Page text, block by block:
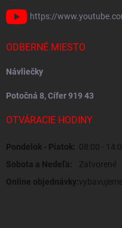
https://
ODBERNÉ MIESTO
Návliečky
Potočná 8, Cífer 919 43
OTVÁRACIE HODINY
Pondelok - Piatok: 08:00 -
Sobota a Nedeľa:
Zatvorené
Online objednávky: